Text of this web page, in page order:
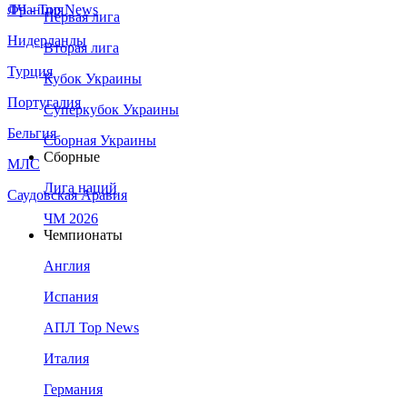
Франция
Нидерланды
Турция
Португалия
Бельгия
МЛС
Саудовская Аравия
ЛЧ - Top News
Первая лига
Вторая лига
Кубок Украины
Суперкубок Украины
Сборная Украины
Сборные
Лига наций
ЧМ 2026
Чемпионаты
Англия
Испания
АПЛ Top News
Италия
Германия